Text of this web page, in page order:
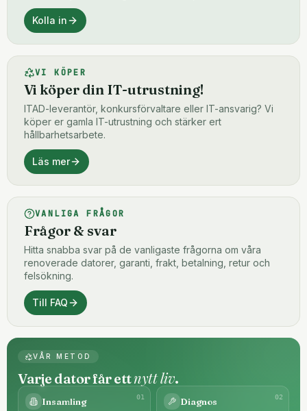
Kolla in
VI KÖPER
Vi köper din IT-utrustning!
ITAD-leverantör, konkursförvaltare eller IT-ansvarig? Vi
köper er gamla IT-utrustning och stärker ert
hållbarhetsarbete.
Läs mer
VANLIGA FRÅGOR
Frågor & svar
Hitta snabba svar på de vanligaste frågorna om våra
renoverade datorer, garanti, frakt, betalning, retur och
felsökning.
Till FAQ
VÅR METOD
Varje dator får ettnytt liv.
01
Insamling 02
Diagnos